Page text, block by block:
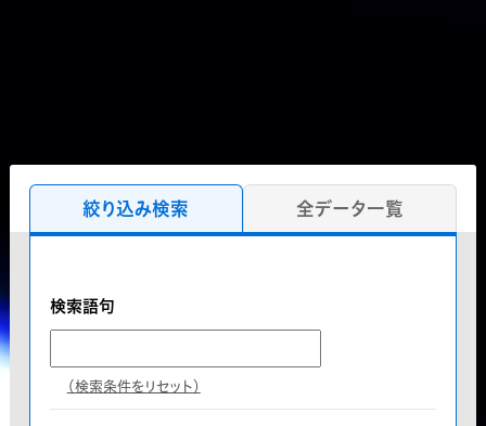
絞り込み検索 全データ一覧
検索語句
（検索条件をリセット）